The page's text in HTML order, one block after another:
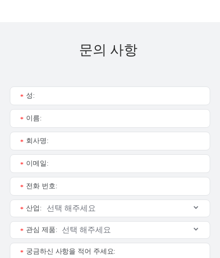
문의 사항
성:
*
이름:
*
회사명:
*
이메일:
*
전화 번호:
*
산업:
*
관심 제품:
*
궁금하신 사항을 적어 주세요:
*